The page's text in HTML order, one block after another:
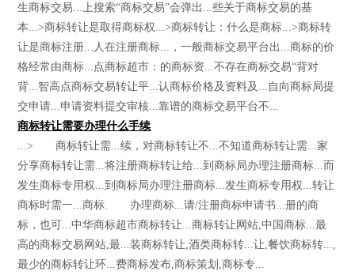
生商标交易...上搜索“商标交易”会弹出...些关于商标交易的基
本...>商标转让是取得商标权...>商标转让：什么是商标...>商标转
让是商标注册...人在注册商标...，一般商标交易平台出...商标的价
格经常由商标...点商标超市：的商标资...不存在商标交易“背对
背...智高点商标交易转让平...认商标价格及资料及...自向商标局提
交申请...申请资料提交审核...靠谱的商标交易平台不...
商标转让需要办理什么手续
...> 商标转让需...续，对商标转让不...不知道商标转让需...家
分享商标转让需...将注册商标转让给...到商标局办理注册商标...而
发生商标专用权...到商标局办理注册商标...发生商标专用权...转让
商标时需一...商标. 办理商标...请/注册商标申请书...册的商
标，也可...中华商标超市商标转让...商标转让网站,中国商标...最
高的商标交易网站,最...装商标转让,酒类商标转...让,餐饮商标转...,
最少的商标转让环...费商标发布,商标策划,商标专...